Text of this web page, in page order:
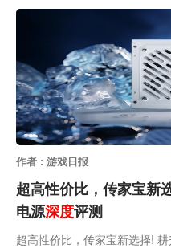
作者 : 游戏日报
超高性价比，传家宝新
电源深度评测
超高性价比，传家宝新选择!